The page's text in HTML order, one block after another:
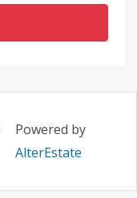
Powered by
AlterEstate